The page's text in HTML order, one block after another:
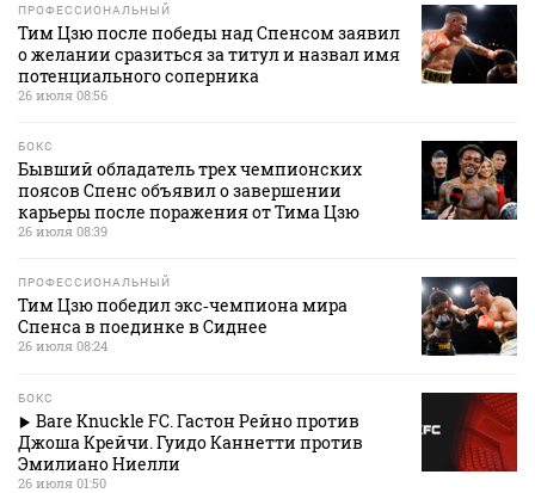
ПРОФЕССИОНАЛЬНЫЙ
Тим Цзю после победы над Спенсом заявил
о желании сразиться за титул и назвал имя
потенциального соперника
26 июля 08:56
БОКС
Бывший обладатель трех чемпионских
поясов Спенс объявил о завершении
карьеры после поражения от Тима Цзю
26 июля 08:39
ПРОФЕССИОНАЛЬНЫЙ
Тим Цзю победил экс‑чемпиона мира
Спенса в поединке в Сиднее
26 июля 08:24
БОКС
Bare Knuckle FC. Гастон Рейно против
Джоша Крейчи. Гуидо Каннетти против
Эмилиано Ниелли
26 июля 01:50